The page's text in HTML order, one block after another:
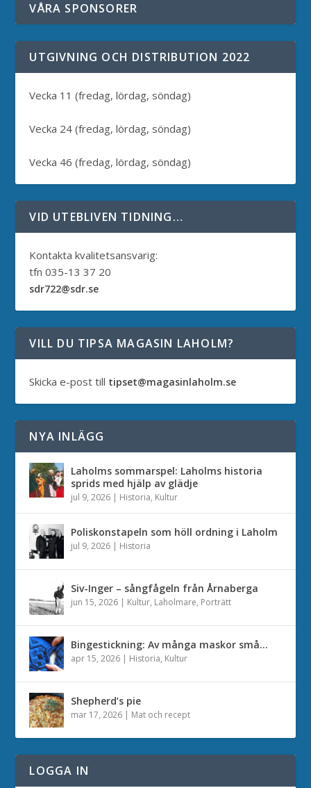
VÅRA SPONSORER
UTGIVNING OCH DISTRIBUTION 2022
Vecka 11 (fredag, lördag, söndag)
Vecka 24 (fredag, lördag, söndag)
Vecka 46 (fredag, lördag, söndag)
VID UTEBLIVEN TIDNING…
Kontakta kvalitetsansvarig:
tfn 035-13 37 20
sdr722@sdr.se
VILL DU TIPSA MAGASIN LAHOLM?
Skicka e-post till tipset@magasinlaholm.se
NYA INLÄGG
Laholms sommarspel: Laholms historia
sprids med hjälp av glädje
jul 9, 2026 | Historia, Kultur
Poliskonstapeln som höll ordning i Laholm
jul 9, 2026 | Historia
Siv-Inger – sångfågeln från Årnaberga
jun 15, 2026 | Kultur, Laholmare, Porträtt
Bingestickning: Av många maskor små…
apr 15, 2026 | Historia, Kultur
Shepherd’s pie
mar 17, 2026 | Mat och recept
LOGGA IN